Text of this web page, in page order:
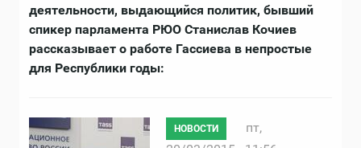
деятельности, выдающийся политик, бывший
спикер парламента РЮО Станислав Кочиев
рассказывает о работе Гассиева в непростые
для Республики годы:
НОВОСТИ
пт,